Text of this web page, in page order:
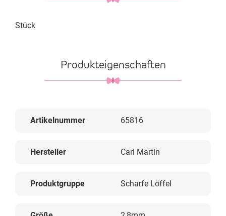
Stück
Produkteigenschaften
Artikelnummer 65816
Hersteller Carl Martin
Produktgruppe Scharfe Löffel